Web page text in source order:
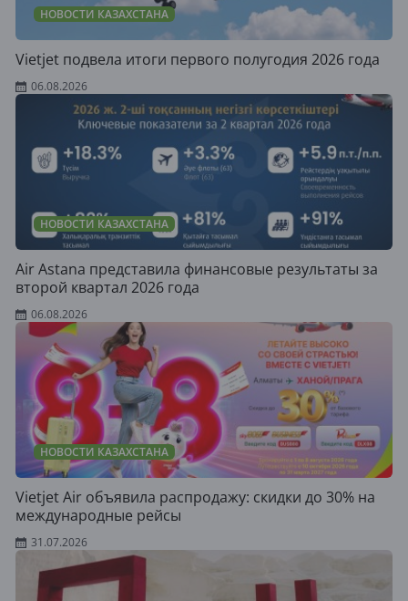
НОВОСТИ КАЗАХСТАНА
Vietjet подвела итоги первого полугодия 2026 года
06.08.2026
НОВОСТИ КАЗАХСТАНА
Air Astana представила финансовые результаты за
второй квартал 2026 года
06.08.2026
НОВОСТИ КАЗАХСТАНА
Vietjet Air объявила распродажу: скидки до 30% на
международные рейсы
31.07.2026